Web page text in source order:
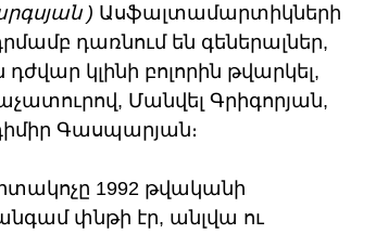
) Ասֆալտամարտիկների
դառնում են գեներալներ,
կլինի բոլորին թվարկել,
Մանվել Գրիգորյան,
Գասպարյան։
1992 թվականի
փնթի էր, անլվա ու